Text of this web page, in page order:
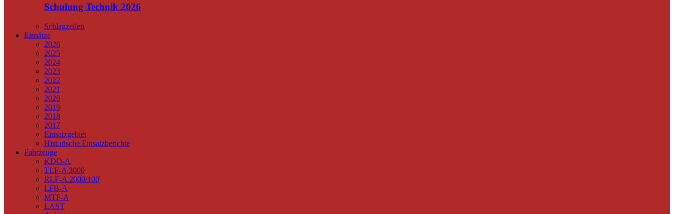
Schulung Technik 2026
Schlagzeilen
Einsätze
2026
2025
2024
2023
2022
2021
2020
2019
2018
2017
Einsatzgebiet
Historische Einsatzberichte
Fahrzeuge
KDO-A
TLF-A 3000
RLF-A 2000/100
LFB-A
MTF-A
LAST